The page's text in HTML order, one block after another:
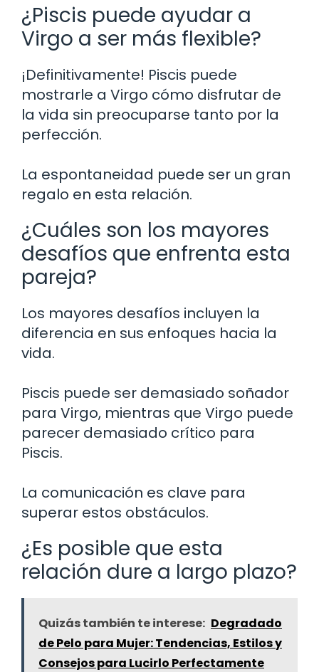
¿Piscis puede ayudar a
Virgo a ser más flexible?
¡Definitivamente! Piscis puede
mostrarle a Virgo cómo disfrutar de
la vida sin preocuparse tanto por la
perfección.
La espontaneidad puede ser un gran
regalo en esta relación.
¿Cuáles son los mayores
desafíos que enfrenta esta
pareja?
Los mayores desafíos incluyen la
diferencia en sus enfoques hacia la
vida.
Piscis puede ser demasiado soñador
para Virgo, mientras que Virgo puede
parecer demasiado crítico para
Piscis.
La comunicación es clave para
superar estos obstáculos.
¿Es posible que esta
relación dure a largo plazo?
Quizás también te interese: Degradado
de Pelo para Mujer: Tendencias, Estilos y
Consejos para Lucirlo Perfectamente